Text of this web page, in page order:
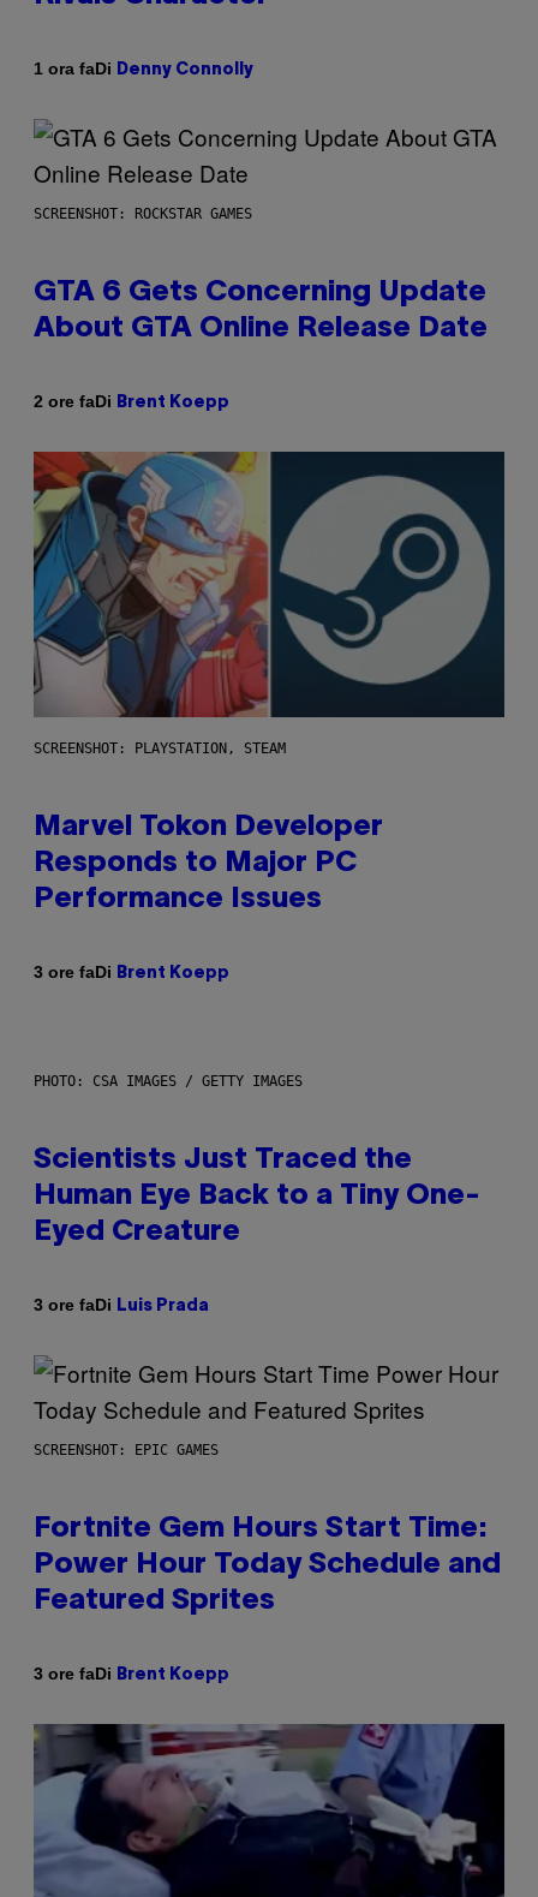
1 ora faDi Denny Connolly
SCREENSHOT: ROCKSTAR GAMES
GTA 6 Gets Concerning Update
About GTA Online Release Date
2 ore faDi Brent Koepp
SCREENSHOT: PLAYSTATION, STEAM
Marvel Tokon Developer
Responds to Major PC
Performance Issues
3 ore faDi Brent Koepp
PHOTO: CSA IMAGES / GETTY IMAGES
Scientists Just Traced the
Human Eye Back to a Tiny One-
Eyed Creature
3 ore faDi Luis Prada
SCREENSHOT: EPIC GAMES
Fortnite Gem Hours Start Time:
Power Hour Today Schedule and
Featured Sprites
3 ore faDi Brent Koepp